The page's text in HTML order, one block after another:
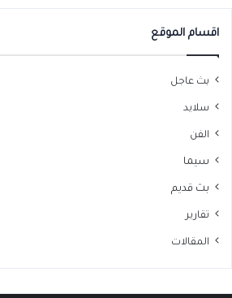
اقسام الموقع
بث عاجل
سلايد
الفن
سيما
بث قديم
تقارير
المقالات